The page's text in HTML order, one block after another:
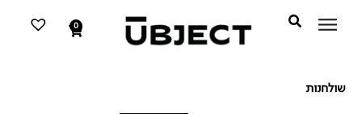
לתוכן
0
עגלת
קניות
שולחנות